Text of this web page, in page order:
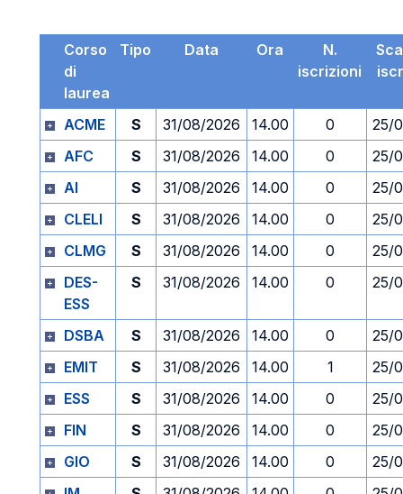
Corso
di
laurea
Tipo Data Ora
N.
iscrizioni
ACME S 31/08/2026 14.00 0
25/
AFC
S 31/08/2026 14.00 0
25/
AI
S 31/08/2026 14.00 0
25/
CLELI
S 31/08/2026 14.00 0
25/
CLMG
S 31/08/2026 14.00 0
25/
DES-
ESS
S 31/08/2026 14.00 0 25/
DSBA S 31/08/2026 14.00 0
25/
EMIT
S 31/08/2026 14.00 1
25/
ESS
S 31/08/2026 14.00 0
25/
FIN
S 31/08/2026 14.00 0
25/
GIO
S 31/08/2026 14.00 0
25/